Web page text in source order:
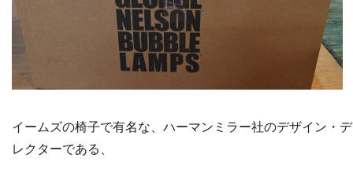
イームズの椅子で有名な、ハーマンミラー社のデザイン・
レクターである、